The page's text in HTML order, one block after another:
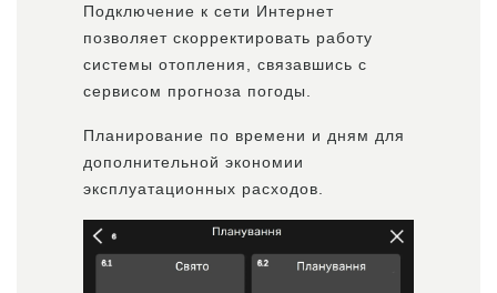
Подключение к сети Интернет
позволяет скорректировать работу
системы отопления, связавшись с
сервисом прогноза погоды.
Планирование по времени и дням для
дополнительной экономии
эксплуатационных расходов.